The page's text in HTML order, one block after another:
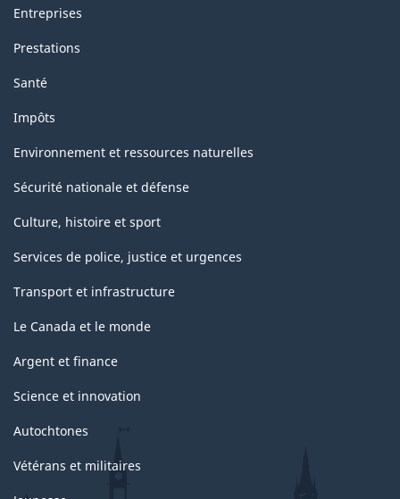
Entreprises
Prestations
Santé
Impôts
Environnement et ressources naturelles
Sécurité nationale et défense
Culture, histoire et sport
Services de police, justice et urgences
Transport et infrastructure
Le Canada et le monde
Argent et finance
Science et innovation
Autochtones
Vétérans et militaires